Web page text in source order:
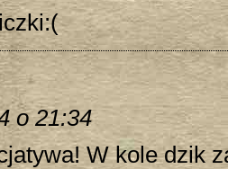
o 21:34
W kole dzik